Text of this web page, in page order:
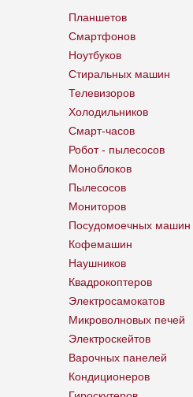
Планшетов
Смартфонов
Ноутбуков
Стиральных машин
Телевизоров
Холодильников
Смарт-часов
Робот - пылесосов
Моноблоков
Пылесосов
Мониторов
Посудомоечных машин
Кофемашин
Наушников
Квадрокоптеров
Электросамокатов
Микроволновых печей
Электроскейтов
Варочных панелей
Кондиционеров